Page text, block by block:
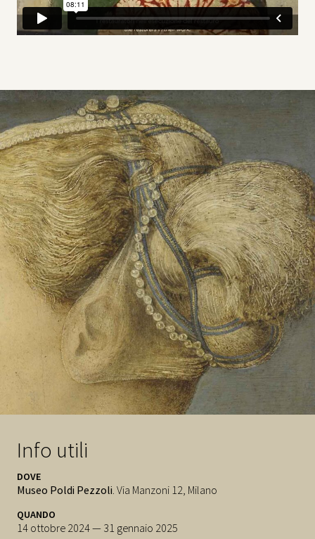
Info utili
DOVE
Museo Poldi Pezzoli . Via Manzoni 12, Milano
QUANDO
14 ottobre 2024 — 31 gennaio 2025